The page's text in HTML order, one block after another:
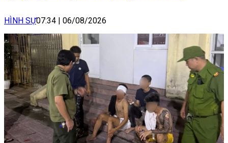
HÌNH SỰ07:34 06/08/2026